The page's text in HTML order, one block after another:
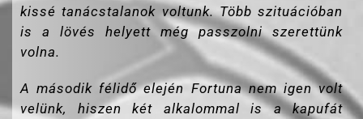
kissé tanácstalanok voltunk. Több szituációban
is a lövés helyett még passzolni szerettünk
volna.
A második félidő elején Fortuna nem igen volt
velünk, hiszen két alkalommal is a kapufát